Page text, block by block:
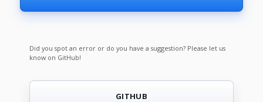
Did you spot an error or do you have a suggestion? Please let us
know on GitHub!
GITHUB